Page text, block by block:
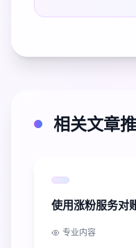
相关文章
使用涨粉服务对
专业内容